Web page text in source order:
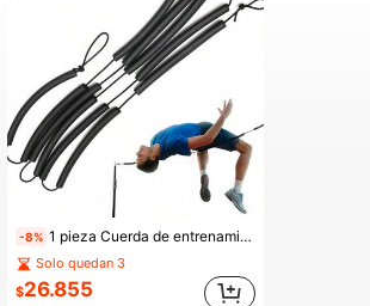
Sandalias De Salto
-8% 1 pieza Cuerda de entrenamiento de salto alto portátil de 2.5M/98.4 pulgadas, fácil de guardar, para interiores y exteriores, salto alto, salto largo, cuerda elástica bungee
Solo quedan 3
$26.855